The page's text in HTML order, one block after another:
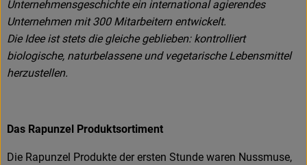
Unternehmensgeschichte ein international agierendes
Unternehmen mit 300 Mitarbeitern entwickelt.
Die Idee ist stets die gleiche geblieben: kontrolliert
biologische, naturbelassene und vegetarische Lebensmittel
herzustellen.
Das Rapunzel Produktsortiment
Die Rapunzel Produkte der ersten Stunde waren Nussmuse,